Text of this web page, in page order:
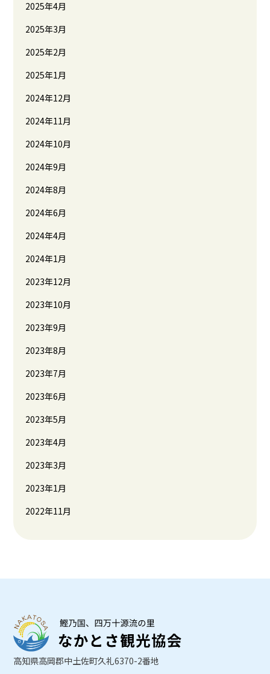
2025年4月
2025年3月
2025年2月
2025年1月
2024年12月
2024年11月
2024年10月
2024年9月
2024年8月
2024年6月
2024年4月
2024年1月
2023年12月
2023年10月
2023年9月
2023年8月
2023年7月
2023年6月
2023年5月
2023年4月
2023年3月
2023年1月
2022年11月
高知県高岡郡中土佐町久礼6370-2番地